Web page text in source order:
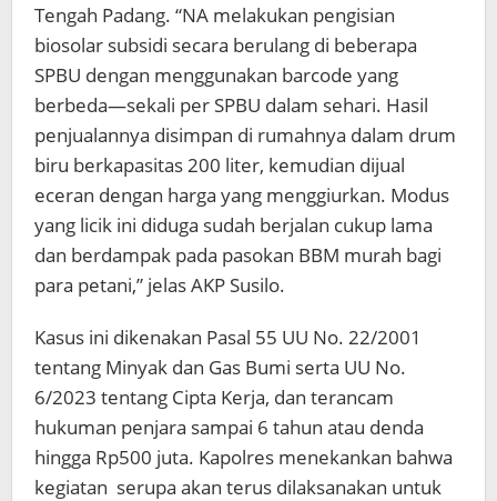
Tengah Padang. “NA melakukan pengisian
biosolar subsidi secara berulang di beberapa
SPBU dengan menggunakan barcode yang
berbeda—sekali per SPBU dalam sehari. Hasil
penjualannya disimpan di rumahnya dalam drum
biru berkapasitas 200 liter, kemudian dijual
eceran dengan harga yang menggiurkan. Modus
yang licik ini diduga sudah berjalan cukup lama
dan berdampak pada pasokan BBM murah bagi
para petani,” jelas AKP Susilo.
Kasus ini dikenakan Pasal 55 UU No. 22/2001
tentang Minyak dan Gas Bumi serta UU No.
6/2023 tentang Cipta Kerja, dan terancam
hukuman penjara sampai 6 tahun atau denda
hingga Rp500 juta. Kapolres menekankan bahwa
kegiatan serupa akan terus dilaksanakan untuk